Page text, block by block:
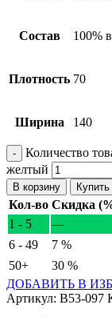
Состав 100%
Плотность 70
Ширина 140
Количество
желтый
В корзину
Кол-во Скидка
1 - 5
—
6 - 49
7 %
50+
30 %
ДОБАВИТЬ В
Артикул: B53-097